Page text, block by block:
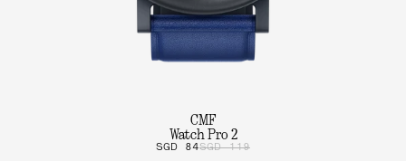
CMF
Watch Pro 2
SGD 84SGD 119